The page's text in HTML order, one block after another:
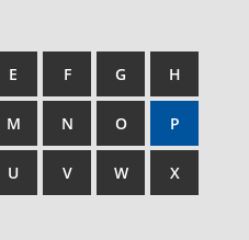
E F G H
M N O P
U V W X